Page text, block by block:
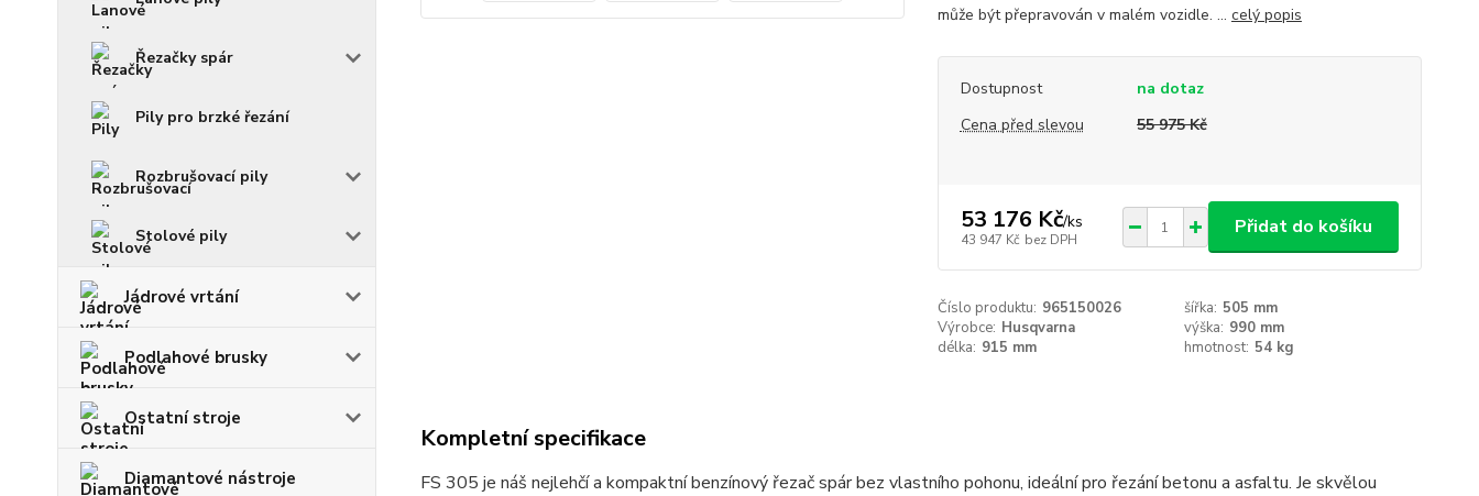
Řezačky spár
Pily pro brzké řezání
Rozbrušovací pily
Stolové pily
Jádrové vrtání
Podlahové brusky
Ostatní stroje
Diamantové nástroje
může být přepravován v malém vozidle. ... celý popis
Dostupnost
na dotaz
Cena před slevou
55 975 Kč
53 176 Kč/ks
43 947 Kč bez DPH
Přidat do košíku
Číslo produktu: 965150026 šířka: 505 mm
Výrobce: Husqvarna výška: 990 mm
délka: 915 mm hmotnost: 54 kg
Kompletní specifikace
FS 305 je náš nejlehčí a kompaktní benzínový řezač spár bez vlastního pohonu, ideální pro řezání betonu a asfaltu. Je skvělou